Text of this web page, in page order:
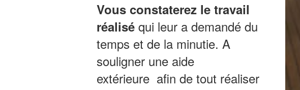
Vous constaterez le travail
réaliséqui leur a demandé du
temps et de la minutie. A
souligner une aide
extérieure afin de tout réaliser